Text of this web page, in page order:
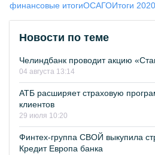
финансовые итогиОСАГОИтоги 2020
Новости по теме
Челиндбанк проводит акцию
04 августа 13:14
АТБ расширяет страховую
клиентов
29 июля 10:20
Финтех-группа СВОЙ выкупила
Кредит Европа банка